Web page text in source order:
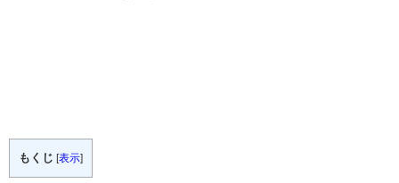
もくじ 表示